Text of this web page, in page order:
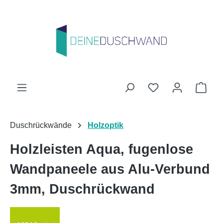
Du hast 0
Duschrückwände Holzoptik
Holzleisten Aqua, fugenlose
Wandpaneele aus Alu-Verbund
3mm, Duschrückwand